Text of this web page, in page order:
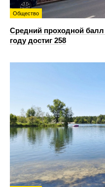
Общество
Средний проходной
году достиг 258